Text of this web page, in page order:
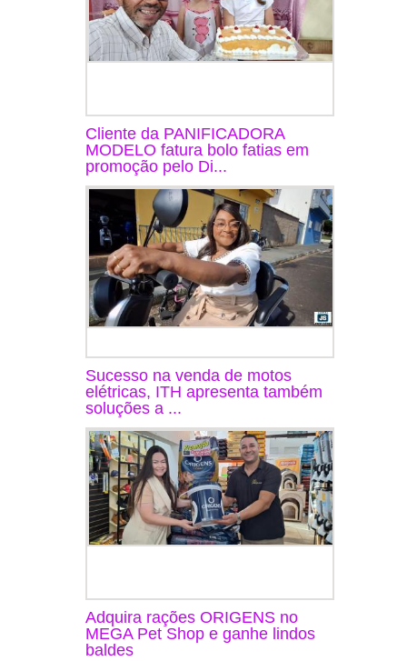
Cliente da PANIFICADORA
MODELO fatura bolo fatias em
promoção pelo Di...
Sucesso na venda de motos
elétricas, ITH apresenta também
soluções a ...
Adquira rações ORIGENS no
MEGA Pet Shop e ganhe lindos
baldes